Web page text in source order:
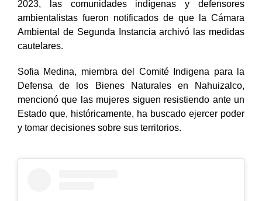
2023, las comunidades indígenas y defensores
ambientalistas fueron notificados de que la Cámara
Ambiental de Segunda Instancia archivó las medidas
cautelares.
Sofia Medina, miembra del Comité Indigena para la
Defensa de los Bienes Naturales en Nahuizalco,
mencionó que las mujeres siguen resistiendo ante un
Estado que, históricamente, ha buscado ejercer poder
y tomar decisiones sobre sus territorios.